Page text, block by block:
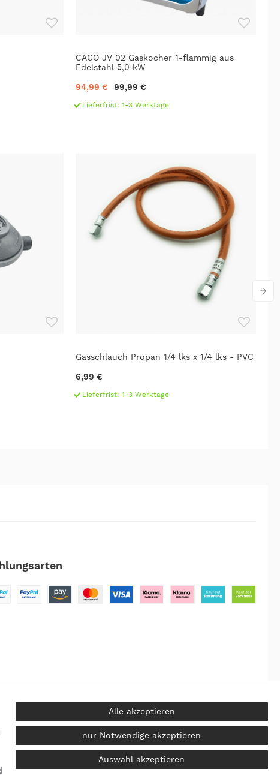
CAGO JV 02 Gaskocher 1-flammig aus
Edelstahl 5,0 kW
94,99 € 99,99 €
Lieferfrist: 1-3 Werktage
Gasschlauch Propan 1/4 lks x 1/4 lks - PVC
6,99 €
Lieferfrist: 1-3 Werktage
Alle akzeptieren
nur Notwendige akzeptieren
Auswahl akzeptieren